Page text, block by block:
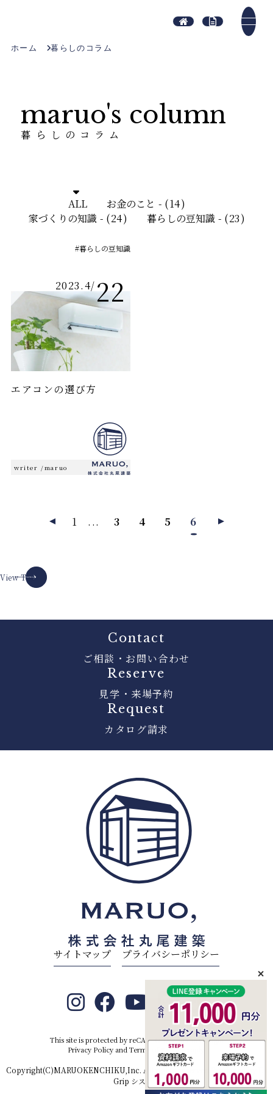
ホーム 暮らしのコラム
maruo's column
暮らしのコラム
ALL お金のこと
14
家づくりの知識
24 暮らしの豆知識 23
2023.4/22
エアコンの選び方
#暮らしの豆知識
writer /maruo
1 ... 3 4 5 6
View Top
Contact
ご相談・お問い合わせ
Reserve
見学・来場予約
Request
カタログ請求
サイトマップ プライバシーポリシー
This site is protected by reCAPTCHA and the Google
Privacy PolicyandTerms of Service
Copyright(C)MARUOKENCHIKU,Inc. All rights reserved.Produced by
Grip システム